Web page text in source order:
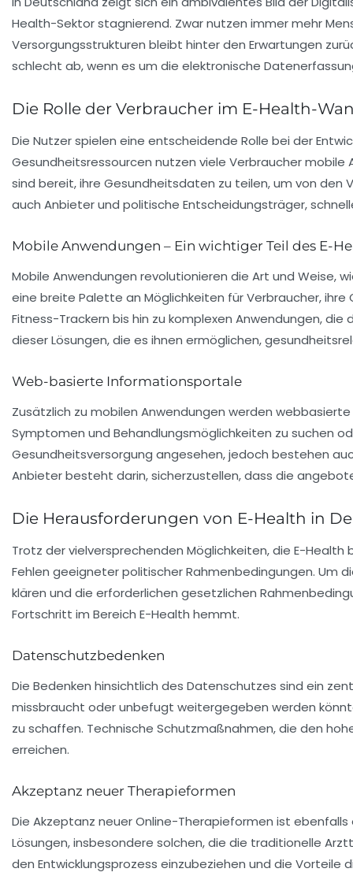
Health-Sektor stagnierend. Zwar nutzen immer mehr
Versorgungsstrukturen bleibt hinter den Erwartungen
schlecht ab, wenn es um die elektronische
Die Rolle der Verbraucher im E-Health-
Die Nutzer spielen eine entscheidende Rolle bei der
Gesundheitsressourcen nutzen viele Verbraucher
sind bereit, ihre Gesundheitsdaten zu teilen, um von
auch Anbieter und politische Entscheidungsträger,
Mobile Anwendungen – Ein wichtiger Teil des E-
Mobile Anwendungen revolutionieren die Art und Weise,
eine breite Palette an Möglichkeiten für Verbraucher,
Fitness-Trackern bis hin zu komplexen Anwendungen,
dieser Lösungen, die es ihnen ermöglichen,
Web-basierte Informationsportale
Zusätzlich zu mobilen Anwendungen werden
Symptomen und Behandlungsmöglichkeiten zu suchen
Gesundheitsversorgung angesehen, jedoch bestehen
Anbieter besteht darin, sicherzustellen, dass die
Die Herausforderungen von E-Health in
Trotz der vielversprechenden Möglichkeiten, die E-Health
Fehlen geeigneter politischer Rahmenbedingungen. Um
klären und die erforderlichen gesetzlichen
Fortschritt im Bereich E-Health hemmt.
Datenschutzbedenken
Die Bedenken hinsichtlich des Datenschutzes sind ein
missbraucht oder unbefugt weitergegeben werden
zu schaffen. Technische Schutzmaßnahmen, die den
erreichen.
Akzeptanz neuer Therapieformen
Die Akzeptanz neuer Online-Therapieformen ist
Lösungen, insbesondere solchen, die die traditionelle
den Entwicklungsprozess einzubeziehen und die Vorteile